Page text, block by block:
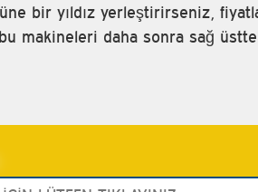
bir yıldız yerleştirirseniz,
makineleri daha sonra sağ